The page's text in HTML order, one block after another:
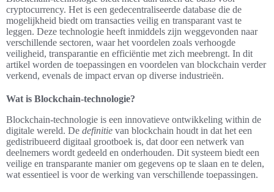
cryptocurrency. Het is een gedecentraliseerde database die de
mogelijkheid biedt om transacties veilig en transparant vast te
leggen. Deze technologie heeft inmiddels zijn weggevonden naar
verschillende sectoren, waar het voordelen zoals verhoogde
veiligheid, transparantie en efficiëntie met zich meebrengt. In dit
artikel worden de toepassingen en voordelen van blockchain verder
verkend, evenals de impact ervan op diverse industrieën.
Wat is Blockchain-technologie?
Blockchain-technologie is een innovatieve ontwikkeling within de
digitale wereld. De definitie van blockchain houdt in dat het een
gedistribueerd digitaal grootboek is, dat door een netwerk van
deelnemers wordt gedeeld en onderhouden. Dit systeem biedt een
veilige en transparante manier om gegevens op te slaan en te delen,
wat essentieel is voor de werking van verschillende toepassingen.